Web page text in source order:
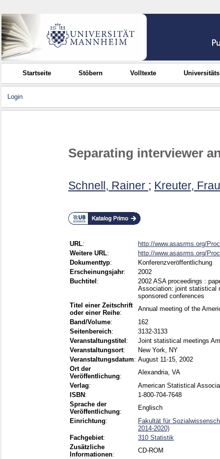
Startseite Stöbern Volltexte
Login
Separating interviewer
Schnell, Rainer ; Kreuter,
URL:
http://www.asasrms.org/
Weitere URL:
http://www.asasrms.org/
Dokumenttyp:
Konferenzveröffentlichung
Erscheinungsjahr:
2002
Buchtitel :
2002 ASA proceedings :
Association: joint statistical
sponsored conferences
Titel einer Zeitschrift
oder einer Reihe:
Annual meeting of the
Band/Volume:
162
Seitenbereich:
3132-3133
Veranstaltungstitel :
Joint statistical meetings
Veranstaltungsort:
New York, NY
Veranstaltungsdatum: August 11-15, 2002
Ort der
Veröffentlichung:
Alexandria, VA
Verlag:
American Statistical
ISBN :
1-800-704-7648
Sprache der
Veröffentlichung:
Englisch
Einrichtung:
Fakultät für
2014-2020)
Fachgebiet:
310 Statistik
Zusätzliche
Informationen:
CD-ROM